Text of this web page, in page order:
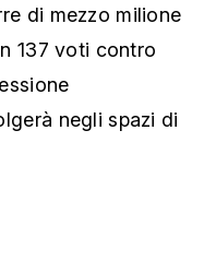
di mezzo milione
137 voti contro
negli spazi di